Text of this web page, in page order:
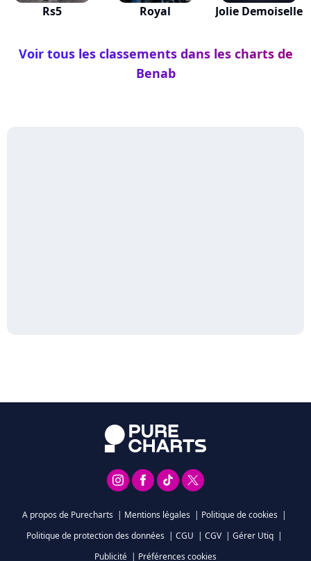
Rs5 Royal Jolie Demoiselle
Voir tous les classements dans les charts de
Benab
A propos de Purecharts | Mentions légales | Politique de cookies |
Politique de protection des données | CGU | CGV | Gérer Utiq |
Publicité | Préférences cookies